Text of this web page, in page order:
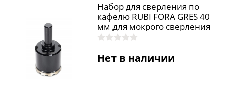
Набор для сверления по
кафелю RUBI FORA GRES 40
мм для мокрого сверления
04963
Нет в наличии